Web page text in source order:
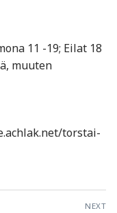
11 -19; Eilat 18
muuten
torstai-
NEXT